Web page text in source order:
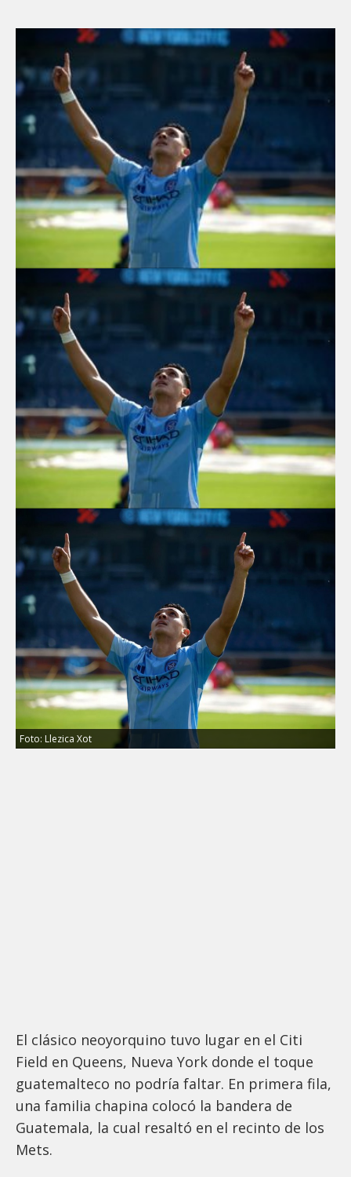
Foto: Llezica Xot
El clásico neoyorquino tuvo lugar en el Citi
Field en Queens, Nueva York donde el toque
guatemalteco no podría faltar. En primera fila,
una familia chapina colocó la bandera de
Guatemala, la cual resaltó en el recinto de los
Mets.